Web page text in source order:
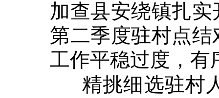
加查县安绕镇扎
第二季度驻村点
工作平稳过度，有
精挑细选驻村